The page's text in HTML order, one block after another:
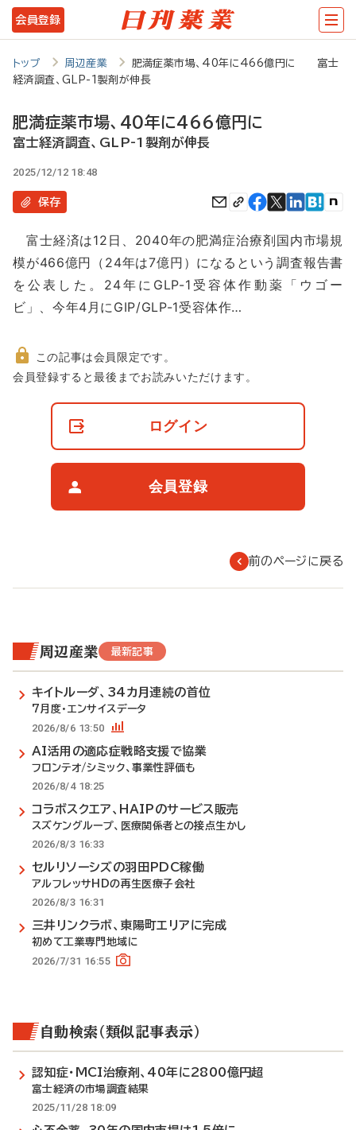
メ
イ
テ
ツ
に
動
会員登録
トップ 周辺産業
肥満症薬市場、40年に466億円に 富士
経済調査、GLP-1製剤が伸長
肥満症薬市場、40年に466億円に
富士経済調査、GLP-1製剤が伸長
2025/12/12 18:48
保存
富士経済は12日、2040年の肥満症治療剤国内市場規
模が466億円（24年は7億円）になるという調査報告書
を公表した。24年にGLP-1受容体作動薬「ウゴー
ビ」、今年4月にGIP/GLP-1受容体作…
非
この記事は会員限定です。
会員登録すると最後までお読みいただけます。
ログイン
会員登録
前のページに戻る
周辺産業 最新記事
キイトルーダ、34カ月連続の首位
7月度・エンサイスデータ
2026/8/6 13:50
AI活用の適応症戦略支援で協業
フロンテオ/シミック、事業性評価も
2026/8/4 18:25
コラボスクエア、HAIPのサービス販売
スズケングループ、医療関係者との接点生かし
2026/8/3 16:33
セルリソーシズの羽田PDC稼働
アルフレッサHDの再生医療子会社
2026/8/3 16:31
三井リンクラボ、東陽町エリアに完成
初めて工業専門地域に
2026/7/31 16:55
自動検索（類似記事表示）
認知症・MCI治療剤、40年に2800億円超
富士経済の市場調査結果
2025/11/28 18:09